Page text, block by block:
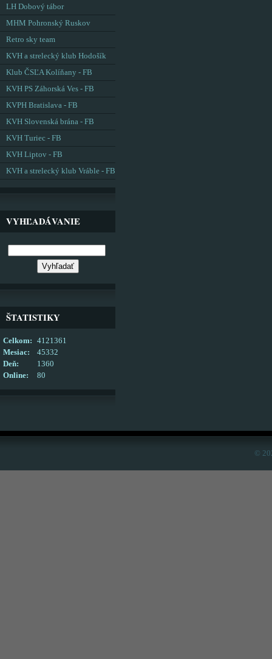
LH Dobový tábor
MHM Pohronský Ruskov
Retro sky team
KVH a strelecký klub Hodošík
Klub ČSĽA Kolíňany - FB
KVH PS Záhorská Ves - FB
KVPH Bratislava - FB
KVH Slovenská brána - FB
KVH Turiec - FB
KVH Liptov - FB
KVH a strelecký klub Vráble - FB
VYHĽADÁVANIE
ŠTATISTIKY
Online: 80
Celkom:
4121361
Mesiac:
45332
Deň:
1360
©